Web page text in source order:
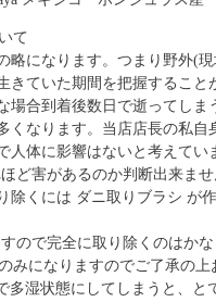
て
略になります。つまり野外(
きていた期間を把握するこ
場合到着後数日で逝ってしま
くなります。当店店長の私
人体に影響はないと考えて
ど害があるのか判断出来ませ
除くには ダニ取りブラシ が
ので完全に取り除くのはか
みになりますのでご了承の上
湿状態にしてしまうと、と